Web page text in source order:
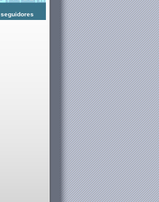
seguidores